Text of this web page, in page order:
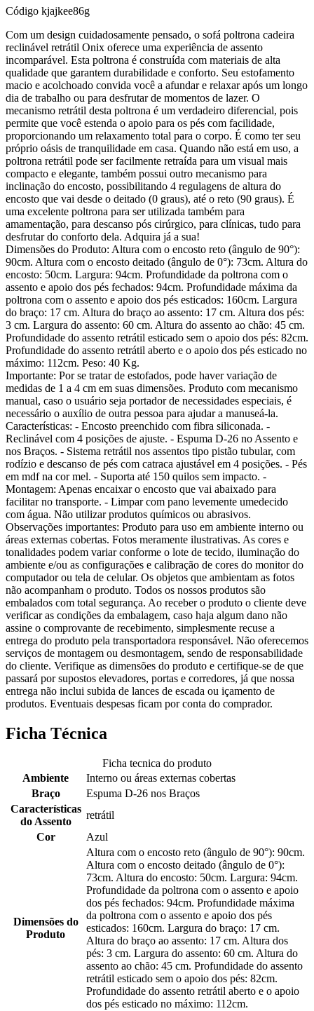
Código kjajkee86g
Com um design cuidadosamente pensado, o sofá poltrona cadeira
reclinável retrátil Onix oferece uma experiência de assento
incomparável. Esta poltrona é construída com materiais de alta
qualidade que garantem durabilidade e conforto. Seu estofamento
macio e acolchoado convida você a afundar e relaxar após um longo
dia de trabalho ou para desfrutar de momentos de lazer. O
mecanismo retrátil desta poltrona é um verdadeiro diferencial, pois
permite que você estenda o apoio para os pés com facilidade,
proporcionando um relaxamento total para o corpo. É como ter seu
próprio oásis de tranquilidade em casa. Quando não está em uso, a
poltrona retrátil pode ser facilmente retraída para um visual mais
compacto e elegante, também possui outro mecanismo para
inclinação do encosto, possibilitando 4 regulagens de altura do
encosto que vai desde o deitado (0 graus), até o reto (90 graus). É
uma excelente poltrona para ser utilizada também para
amamentação, para descanso pós cirúrgico, para clínicas, tudo para
desfrutar do conforto dela. Adquira já a sua!
Dimensões do Produto: Altura com o encosto reto (ângulo de 90°):
90cm. Altura com o encosto deitado (ângulo de 0°): 73cm. Altura do
encosto: 50cm. Largura: 94cm. Profundidade da poltrona com o
assento e apoio dos pés fechados: 94cm. Profundidade máxima da
poltrona com o assento e apoio dos pés esticados: 160cm. Largura
do braço: 17 cm. Altura do braço ao assento: 17 cm. Altura dos pés:
3 cm. Largura do assento: 60 cm. Altura do assento ao chão: 45 cm.
Profundidade do assento retrátil esticado sem o apoio dos pés: 82cm.
Profundidade do assento retrátil aberto e o apoio dos pés esticado no
máximo: 112cm. Peso: 40 Kg.
Importante: Por se tratar de estofados, pode haver variação de
medidas de 1 a 4 cm em suas dimensões. Produto com mecanismo
manual, caso o usuário seja portador de necessidades especiais, é
necessário o auxílio de outra pessoa para ajudar a manuseá-la.
Características: - Encosto preenchido com fibra siliconada. -
Reclinável com 4 posições de ajuste. - Espuma D-26 no Assento e
nos Braços. - Sistema retrátil nos assentos tipo pistão tubular, com
rodízio e descanso de pés com catraca ajustável em 4 posições. - Pés
em mdf na cor mel. - Suporta até 150 quilos sem impacto. -
Montagem: Apenas encaixar o encosto que vai abaixado para
facilitar no transporte. - Limpar com pano levemente umedecido
com água. Não utilizar produtos químicos ou abrasivos.
Observações importantes: Produto para uso em ambiente interno ou
áreas externas cobertas. Fotos meramente ilustrativas. As cores e
tonalidades podem variar conforme o lote de tecido, iluminação do
ambiente e/ou as configurações e calibração de cores do monitor do
computador ou tela de celular. Os objetos que ambientam as fotos
não acompanham o produto. Todos os nossos produtos são
embalados com total segurança. Ao receber o produto o cliente deve
verificar as condições da embalagem, caso haja algum dano não
assine o comprovante de recebimento, simplesmente recuse a
entrega do produto pela transportadora responsável. Não oferecemos
serviços de montagem ou desmontagem, sendo de responsabilidade
do cliente. Verifique as dimensões do produto e certifique-se de que
passará por supostos elevadores, portas e corredores, já que nossa
entrega não inclui subida de lances de escada ou içamento de
produtos. Eventuais despesas ficam por conta do comprador.
Ficha Técnica
Ficha tecnica do produto
Ambiente
Interno ou áreas externas cobertas
Braço
Espuma D-26 nos Braços
Características
do Assento
retrátil
Cor
Azul
Dimensões do
Produto
Altura com o encosto reto (ângulo de 90°): 90cm.
Altura com o encosto deitado (ângulo de 0°):
73cm. Altura do encosto: 50cm. Largura: 94cm.
Profundidade da poltrona com o assento e apoio
dos pés fechados: 94cm. Profundidade máxima
da poltrona com o assento e apoio dos pés
esticados: 160cm. Largura do braço: 17 cm.
Altura do braço ao assento: 17 cm. Altura dos
pés: 3 cm. Largura do assento: 60 cm. Altura do
assento ao chão: 45 cm. Profundidade do assento
retrátil esticado sem o apoio dos pés: 82cm.
Profundidade do assento retrátil aberto e o apoio
dos pés esticado no máximo: 112cm.